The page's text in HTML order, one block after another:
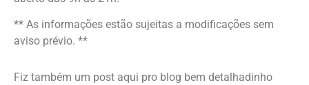
** As informações estão sujeitas a modificações sem
aviso prévio. **
Fiz também um post aqui pro blog bem detalhadinho